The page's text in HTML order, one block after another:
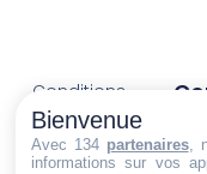
Conditions
générales
de vente
Bienvenue
Avec 134 partenaires,
informations sur vos